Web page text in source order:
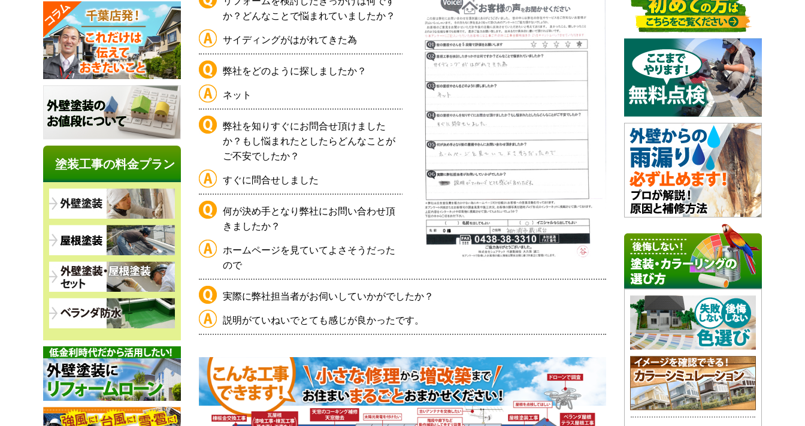
か？どんなことで悩まれていましたか？
サイディングがはがれてきた為
弊社をどのように探しましたか？
ネット
弊社を知りすぐにお問合せ頂けました
か？もし悩まれたとしたらどんなことが
ご不安でしたか？
すぐに問合せしました
何が決め手となり弊社にお問い合わせ頂
きましたか？
ホームページを見ていてよさそうだった
ので
実際に弊社担当者がお伺いしていかがでしたか？
説明がていねいでとても感じが良かったです。
塗装工事の料金プラン